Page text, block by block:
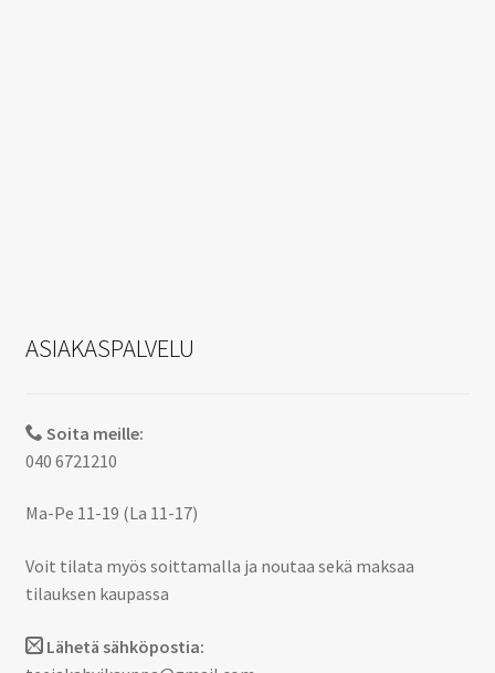
ASIAKASPALVELU
Soita meille:
040 6721210
Ma-Pe 11-19 (La 11-17)
Voit tilata myös soittamalla ja noutaa sekä maksaa
tilauksen kaupassa
Lähetä sähköpostia: